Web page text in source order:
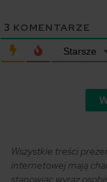
3 KOMENTARZE
Starsze
Wszystkie treści
internetowej mają